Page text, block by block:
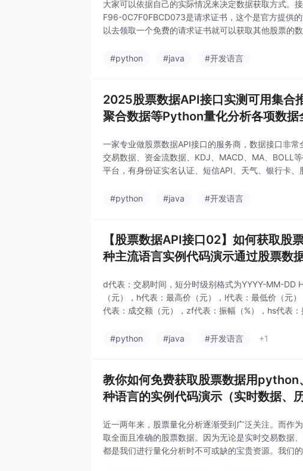
大家可以依据自己的实际情况来决定数据获取方式
F96-0C7F0FBCD073是请求证书，这个是官方提供
以去领取一个免费的请求证书就可以获取其他股票的
#python
#java #开发语言
2025股票数据API接口实测可用集合
聚合数据等Python量化分析各项数据
一家专业做股票数据API接口的服务商，数据接口非
交易数据、资金流数据、KDJ、MACD、MA、BOLL
平台，有身份证实名认证、短信API、天气、银行卡
#python
#java #开发语言
【股票数据API接口02】如何获取
种主流语言实例代码演示通过股票数
d代表：交易时间，短分时级别格式为YYYY-MM-
（元），h代表：最高价（元），l代表：最低价（元
代表：成交额（元），zf代表：振幅（%），hs代表
#python
#java #开发语言 +1
教你如何免费获取股票数据用
种语言的实例代码演示（实时数据、
近一两年来，股票量化分析逐渐受到广泛关注。而作
取全面且准确的股票数据。因为无论是实时交易数据
都是我们进行量化分析时不可或缺的宝贵资源。我们